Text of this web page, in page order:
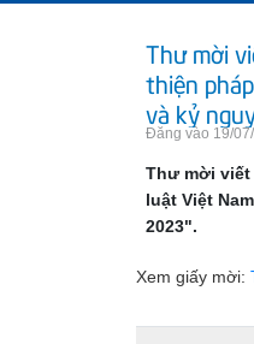
Thư mời
thiện
và kỷ
Đăng vào 19/
Thư mời viết
luật Việt
2023".
Xem giấy mời: